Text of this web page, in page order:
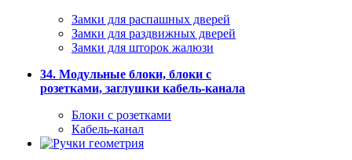
Замки для распашных дверей
Замки для раздвижных дверей
Замки для шторок жалюзи
34. Модульные блоки, блоки с
розетками, заглушки кабель-канала
Блоки с розетками
Кабель-канал